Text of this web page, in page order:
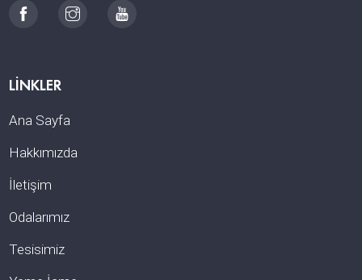
LINKLER
Ana Sayfa
Hakkımızda
İletişim
Odalarımız
Tesisimiz